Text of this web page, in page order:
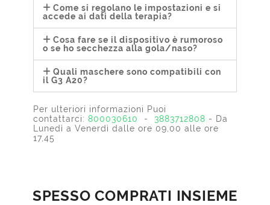
Come si regolano le impostazioni e si
accede ai dati della terapia?
Cosa fare se il dispositivo è rumoroso
o se ho secchezza alla gola/naso?
Quali maschere sono compatibili con
il G3 A20?
Per ulteriori informazioni Puoi
contattarci: 800030610 - 3883712808 - Da
Lunedì a Venerdì dalle ore 09,00 alle ore
17,45
SPESSO COMPRATI INSIEME